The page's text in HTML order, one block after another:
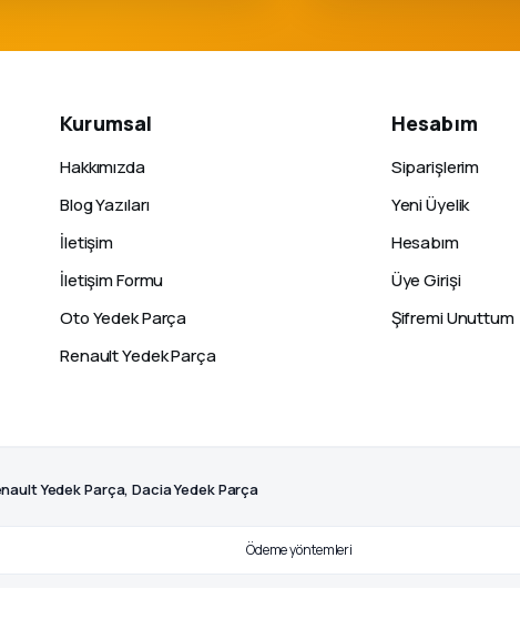
Kurumsal
Hakkımızda
Blog Yazıları
İletişim
İletişim Formu
Oto Yedek Parça
Renault Yedek Parça
Hesabım
Siparişlerim
Yeni Üyelik
Hesabım
Üye Girişi
Şifremi Unuttum
Yedek Parça, Dacia Yedek Parça